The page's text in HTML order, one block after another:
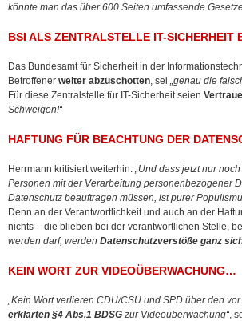
könnte man das über 600 Seiten umfassende
BSI ALS ZENTRALSTELLE IT-SICHERHEIT
Das Bundesamt für Sicherheit in der
Betroffener weiter abzuschotten, sei „genau die
Für diese Zentralstelle für IT-Sicherheit seien
Schweigen!“
HAFTUNG FÜR BEACHTUNG DER
Herrmann kritisiert weiterhin: „Und dass jetzt nur
Personen mit der Verarbeitung personenbezogener
Datenschutz beauftragen müssen, ist purer
Denn an der Verantwortlichkeit und auch an der
nichts – die blieben bei der verantwortlichen Stelle,
werden darf, werden Datenschutzverstöße ganz
KEIN WORT ZUR VIDEOÜBERWACHUNG…
„Kein Wort verlieren CDU/CSU und SPD über den
erklärten §4 Abs.1 BDSG zur Videoüberwachung“,